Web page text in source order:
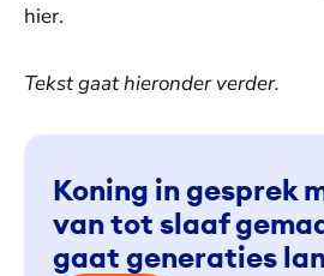
hier.
Tekst gaat hieronder verder.
Koning in gesprek
van tot slaaf
gaat generaties